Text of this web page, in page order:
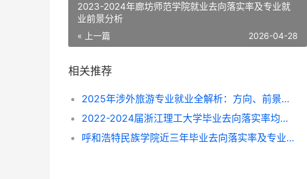
2023-2024年廊坊师范学院就业去向落实率及专业就
业前景分析
« 上一篇 2026-04-28
相关推荐
2025年涉外旅游专业就业全解析：方向、前景与选择指南
2022-2024届浙江理工大学毕业去向落实率均超96%，就业方向与专业选择指南
呼和浩特民族学院近三年毕业去向落实率及专业就业情况解析（2022-2024）